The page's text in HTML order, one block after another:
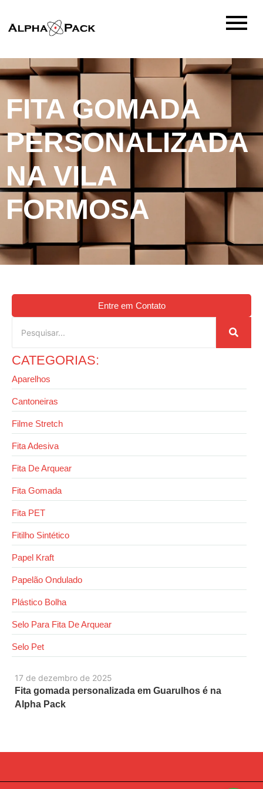
FITA GOMADA
PERSONALIZADA
NA VILA
FORMOSA
17 de dezembro de 2025
Fita gomada personalizada em Guarulhos é na
Alpha Pack
Entre em Contato
CATEGORIAS:
Aparelhos
Cantoneiras
Filme Stretch
Fita Adesiva
Fita De Arquear
Fita Gomada
Fita PET
Fitilho Sintético
Papel Kraft
Papelão Ondulado
Plástico Bolha
Selo Para Fita De Arquear
Selo Pet